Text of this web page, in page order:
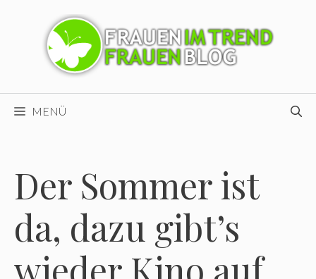
MENÜ
Der Sommer ist
da, dazu gibt’s
wieder Kino auf